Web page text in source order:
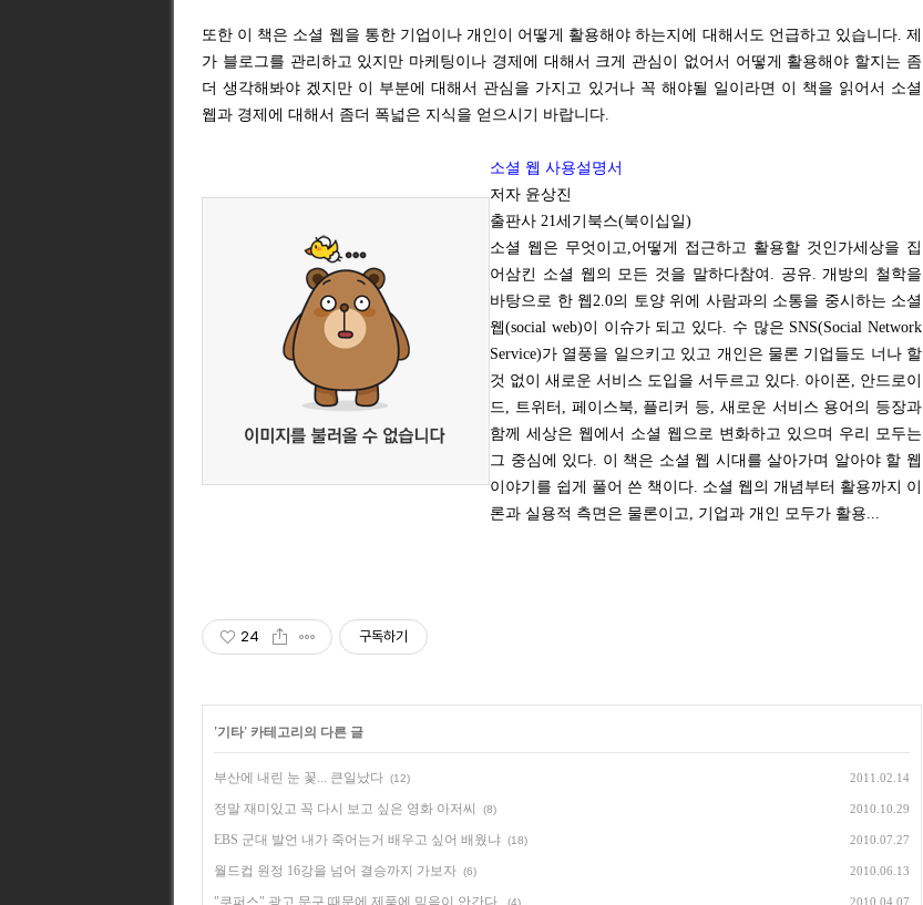
또한 이 책은 소셜 웹을 통한 기업이나 개인이 어떻게 활용해야 하는지에 대해서도 언급하고 있습니다. 제
가 블로그를 관리하고 있지만 마케팅이나 경제에 대해서 크게 관심이 없어서 어떻게 활용해야 할지는 좀
더 생각해봐야 겠지만 이 부분에 대해서 관심을 가지고 있거나 꼭 해야될 일이라면 이 책을 읽어서 소셜
웹과 경제에 대해서 좀더 폭넓은 지식을 얻으시기 바랍니다.
소셜 웹 사용설명서
저자 윤상진
출판사 21세기북스(북이십일)
소셜 웹은 무엇이고,어떻게 접근하고 활용할 것인가세상을 집
어삼킨 소셜 웹의 모든 것을 말하다참여. 공유. 개방의 철학을
바탕으로 한 웹2.0의 토양 위에 사람과의 소통을 중시하는 소셜
웹(social web)이 이슈가 되고 있다. 수 많은 SNS(Social Network
Service)가 열풍을 일으키고 있고 개인은 물론 기업들도 너나 할
것 없이 새로운 서비스 도입을 서두르고 있다. 아이폰, 안드로이
드, 트위터, 페이스북, 플리커 등, 새로운 서비스 용어의 등장과
함께 세상은 웹에서 소셜 웹으로 변화하고 있으며 우리 모두는
그 중심에 있다. 이 책은 소셜 웹 시대를 살아가며 알아야 할 웹
이야기를 쉽게 풀어 쓴 책이다. 소셜 웹의 개념부터 활용까지 이
론과 실용적 측면은 물론이고, 기업과 개인 모두가 활용...
24 구독하기
'기타' 카테고리의 다른 글
부산에 내린 눈 꽃... 큰일났다 (12) 2011.02.14
정말 재미있고 꼭 다시 보고 싶은 영화 아저씨 (8) 2010.10.29
EBS 군대 발언 내가 죽어는거 배우고 싶어 배웠냐 (18) 2010.07.27
월드컵 원정 16강을 넘어 결승까지 가보자 (6) 2010.06.13
"쿠퍼스" 광고 문구 때문에 제품에 믿음이 안간다. (4) 2010.04.07